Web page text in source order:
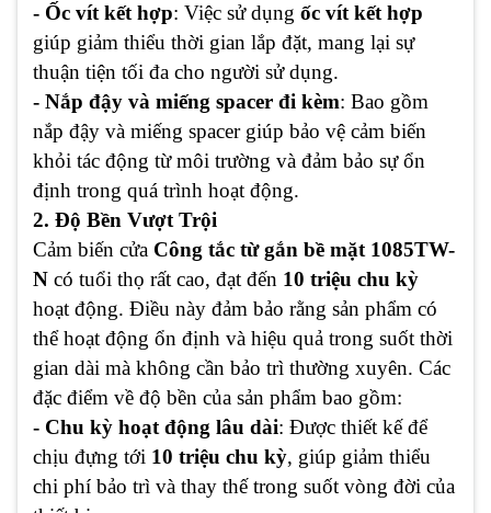
- Ốc vít kết hợp: Việc sử dụng ốc vít kết hợp
giúp giảm thiểu thời gian lắp đặt, mang lại sự
thuận tiện tối đa cho người sử dụng.
- Nắp đậy và miếng spacer đi kèm: Bao gồm
nắp đậy và miếng spacer giúp bảo vệ cảm biến
khỏi tác động từ môi trường và đảm bảo sự ổn
định trong quá trình hoạt động.
2. Độ Bền Vượt Trội
Cảm biến cửa Công tắc từ gắn bề mặt 1085TW-
N có tuổi thọ rất cao, đạt đến 10 triệu chu kỳ
hoạt động. Điều này đảm bảo rằng sản phẩm có
thể hoạt động ổn định và hiệu quả trong suốt thời
gian dài mà không cần bảo trì thường xuyên. Các
đặc điểm về độ bền của sản phẩm bao gồm:
- Chu kỳ hoạt động lâu dài: Được thiết kế để
chịu đựng tới 10 triệu chu kỳ, giúp giảm thiểu
chi phí bảo trì và thay thế trong suốt vòng đời của